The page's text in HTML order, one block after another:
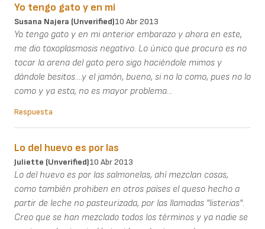
Yo tengo gato y en mi
Susana Najera (unverified)10 Abr 2013
Yo tengo gato y en mi anterior embarazo y ahora en este,
me dio toxoplasmosis negativo. Lo único que procuro es no
tocar la arena del gato pero sigo haciéndole mimos y
dándole besitos....y el jamón, bueno, si no lo como, pues no lo
como y ya esta, no es mayor problema...
Respuesta
Lo del huevo es por las
Juliette (unverified)10 Abr 2013
Lo del huevo es por las salmonelas, ahí mezclan cosas,
como también prohiben en otros países el queso hecho a
partir de leche no pasteurizada, por las llamadas "listerias".
Creo que se han mezclado todos los términos y ya nadie se